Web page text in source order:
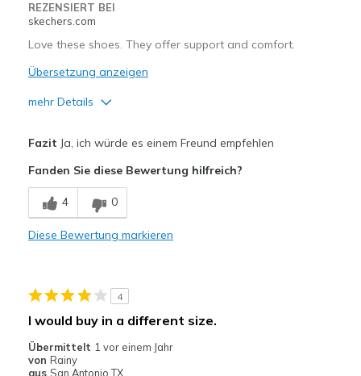
REZENSIERT BEI
skechers.com
Love these shoes. They offer support and comfort.
Übersetzung anzeigen
mehr Details
Geeignete Verwendung
Casual Wear
Travel
Sizing
Feels true to size
View On Shoes
Shoes are for Wearing
Fazit Ja, ich würde es einem Freund empfehlen
Fanden Sie diese Bewertung hilfreich?
4 0
Diese Bewertung markieren
4
I would buy in a different size.
Übermittelt 1 vor einem Jahr
von Rainy
aus San Antonio TX